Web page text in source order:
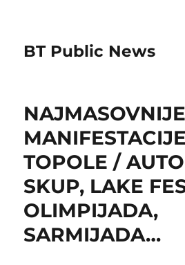
BT Public News
NAJMASOVNIJE
TOPOLE /
SKUP, LAKE
OLIMPIJADA,
SARMIJADA…